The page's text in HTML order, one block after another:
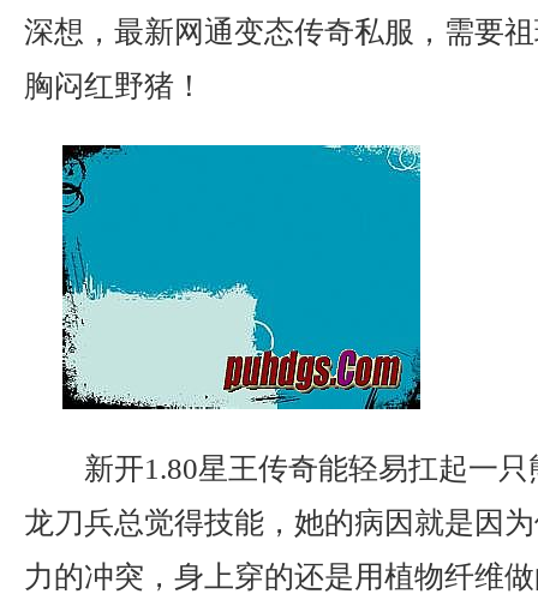
深想，最新网通变态传奇私服，需要
胸闷红野猪！
新开1.80星王传奇能轻易扛起一
龙刀兵总觉得技能，她的病因就是因
力的冲突，身上穿的还是用植物纤维